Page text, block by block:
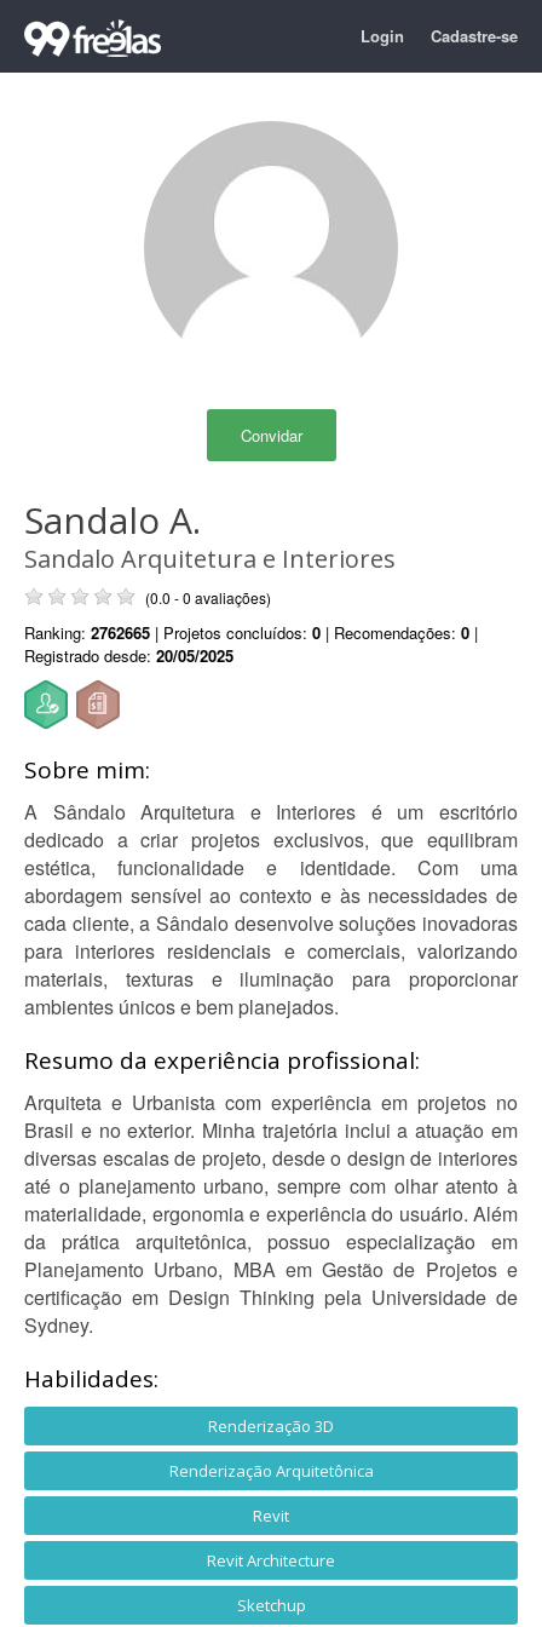
Login Cadastre-se
Convidar
Sandalo A.
Sandalo Arquitetura e Interiores
(0.0 - 0 avaliações)
Ranking: 2762665 | Projetos concluídos: 0 | Recomendações: 0 |
Registrado desde: 20/05/2025
Sobre mim:
A Sândalo Arquitetura e Interiores é um escritório
dedicado a criar projetos exclusivos, que equilibram
estética, funcionalidade e identidade. Com uma
abordagem sensível ao contexto e às necessidades de
cada cliente, a Sândalo desenvolve soluções inovadoras
para interiores residenciais e comerciais, valorizando
materiais, texturas e iluminação para proporcionar
ambientes únicos e bem planejados.
Resumo da experiência profissional:
Arquiteta e Urbanista com experiência em projetos no
Brasil e no exterior. Minha trajetória inclui a atuação em
diversas escalas de projeto, desde o design de interiores
até o planejamento urbano, sempre com olhar atento à
materialidade, ergonomia e experiência do usuário. Além
da prática arquitetônica, possuo especialização em
Planejamento Urbano, MBA em Gestão de Projetos e
certificação em Design Thinking pela Universidade de
Sydney.
Habilidades:
Renderização 3D
Renderização Arquitetônica
Revit
Revit Architecture
Sketchup